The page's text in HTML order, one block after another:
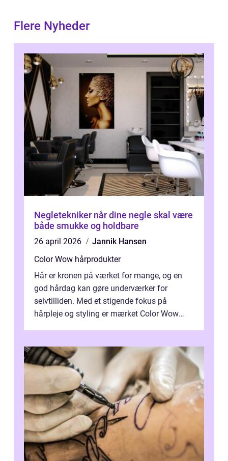
Flere Nyheder
Negletekniker når dine negle skal være
både smukke og holdbare
26 april 2026
Jannik Hansen
Color Wow hårprodukter
Hår er kronen på værket for mange, og en
god hårdag kan gøre underværker for
selvtilliden. Med et stigende fokus på
hårpleje og styling er mærket Color Wow